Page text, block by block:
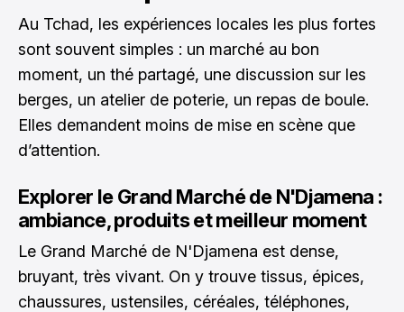
Au Tchad, les expériences locales les plus fortes
sont souvent simples : un marché au bon
moment, un thé partagé, une discussion sur les
berges, un atelier de poterie, un repas de boule.
Elles demandent moins de mise en scène que
d’attention.
Explorer le Grand Marché de N'Djamena :
ambiance, produits et meilleur moment
Le Grand Marché de N'Djamena est dense,
bruyant, très vivant. On y trouve tissus, épices,
chaussures, ustensiles, céréales, téléphones,